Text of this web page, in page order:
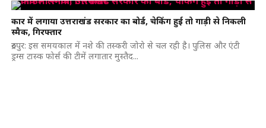
कार में लगाया उत्तराखंड सरकार का बोर्ड, चेकिंग हुई तो गाड़ी से निकली
स्मैक, गिरफ्तार
रुद्रपुर: इस समयकाल में नशे की तस्करी जोरो से चल रही है। पुलिस और एंटी
ड्रग्स टास्क फोर्स की टीमें लगातार मुस्तैद...